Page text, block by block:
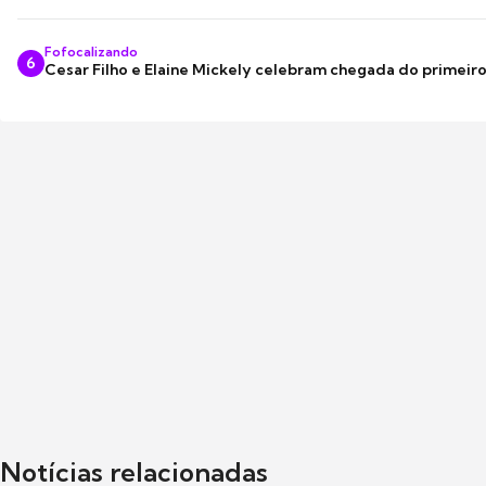
6
Fofocalizando
Cesar Filho e Elaine Mickely celebram chegada do
Notícias relacionadas